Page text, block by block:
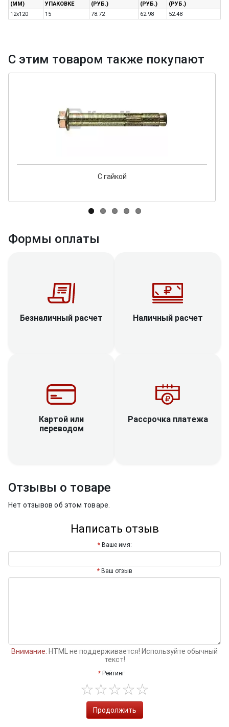
(ММ)
УПАКОВКЕ
(РУБ.)
(РУБ.)
(РУБ.)
12х120
15 78.72 62.98 52.48
С этим товаром также покупают
С гайкой
Формы оплаты
Безналичный расчет Наличный расчет
Картой или
переводом
Рассрочка платежа
Отзывы о товаре
Нет отзывов об этом товаре.
Написать отзыв
Ваше имя:
Ваш отзыв
Внимание: HTML не поддерживается! Используйте обычный
текст!
Рейтинг
Продолжить